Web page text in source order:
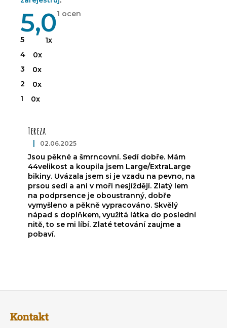
5,0Średnia
1 ocen
5
1x
4
0x
3
0x
2
0x
1
0x
Tereza
Ocena produktu to 5 na 5 gwiazdek.
| 02.06.2025
Jsou pěkné a šmrncovní. Sedí dobře. Mám
44velikost a koupila jsem Large/ExtraLarge
bikiny. Uvázala jsem si je vzadu na pevno, na
prsou sedí a ani v moři nesjíždějí. Zlatý lem
na podprsence je oboustranný, dobře
vymyšleno a pěkně vypracováno. Skvělý
nápad s doplňkem, využitá látka do poslední
nitě, to se mi líbí. Zlaté tetování zaujme a
pobaví.
Kontakt